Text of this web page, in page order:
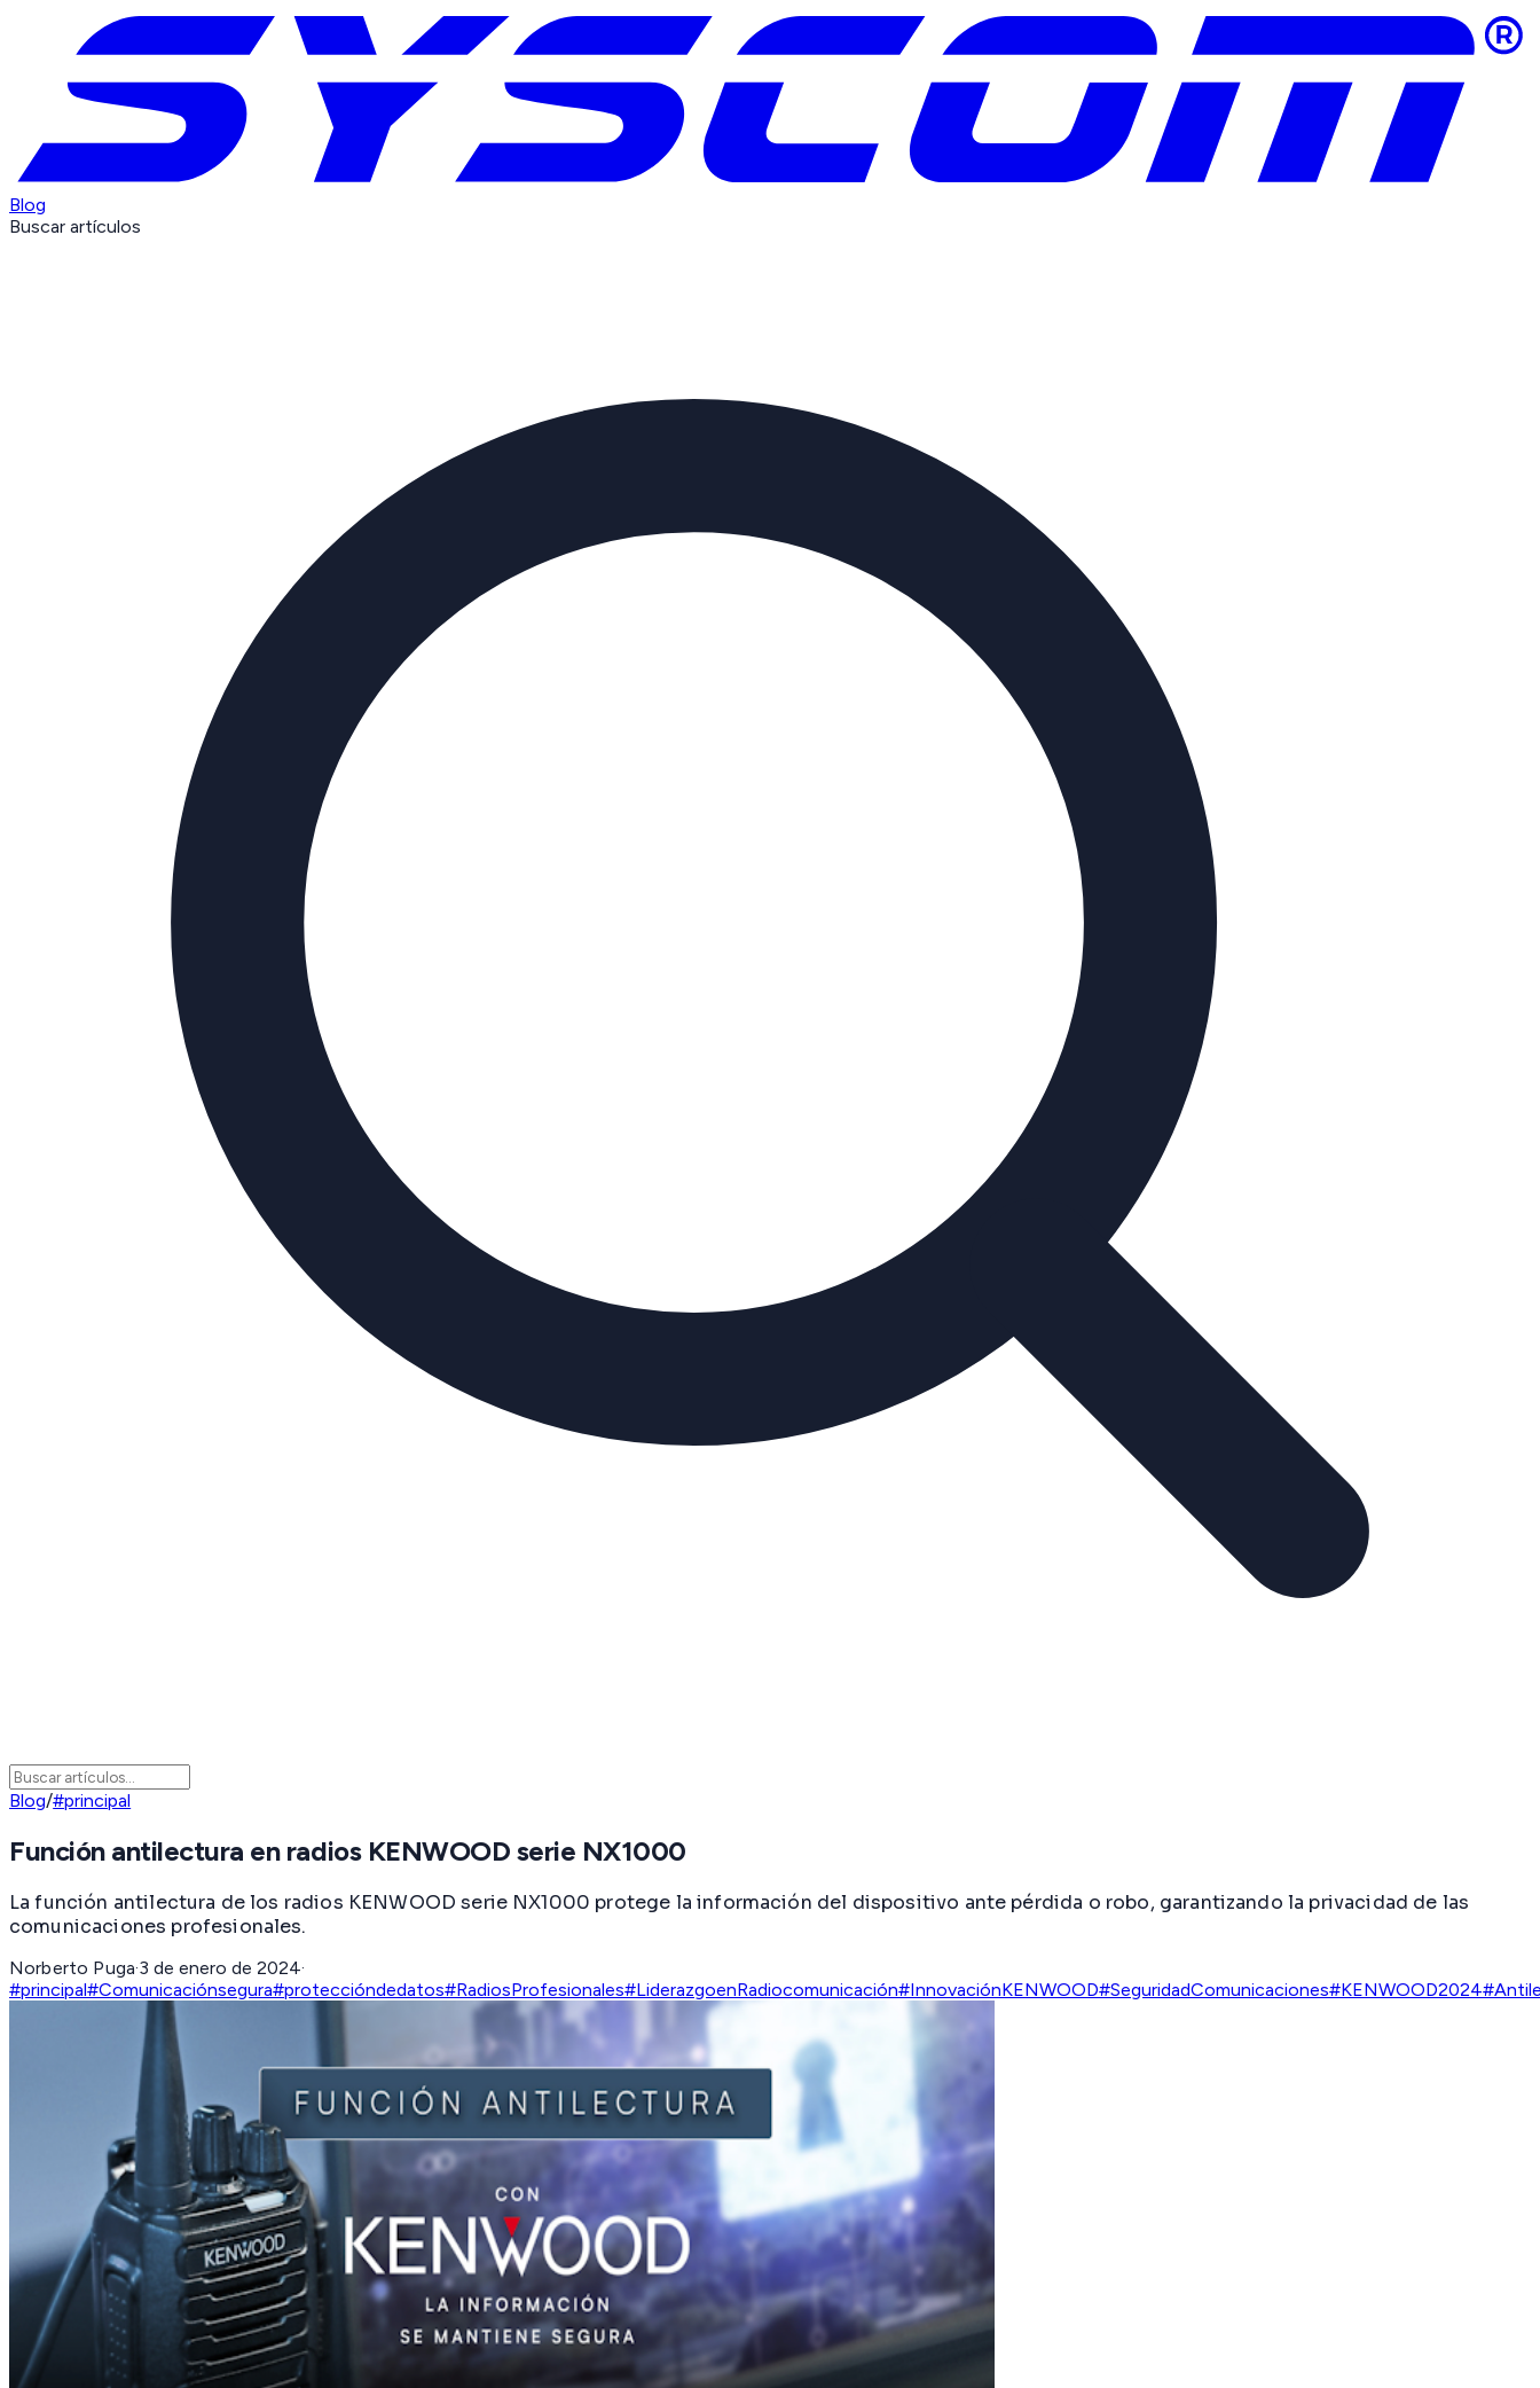
Blog
Buscar artículos
Blog/#principal
Función antilectura en radios KENWOOD serie NX1000
La función antilectura de los radios KENWOOD serie NX1000 protege la información del dispositivo ante pérdida o robo, garantizando la privacidad de las
comunicaciones profesionales.
Norberto Puga·3 de enero de 2024·
#principal#Comunicaciónsegura#proteccióndedatos#RadiosProfesionales#LiderazgoenRadiocomunicación#InnovaciónKENWOOD#SeguridadComunicaciones#KENWOOD2024